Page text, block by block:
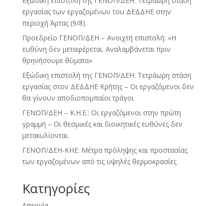
εργασίας των εργαζομένων του ΔΕΔΔΗΕ στην
περιοχή Άρτας (9/8)
Προεδρείο ΓΕΝΟΠ/ΔΕΗ – Ανοιχτή επιστολή: «Η
ευθύνη δεν μεταφέρεται. Αναλαμβάνεται πριν
θρηνήσουμε θύματα»
Εξώδικη επιστολή της ΓΕΝΟΠ/ΔΕΗ: Τετράωρη στάση
εργασίας στον ΔΕΔΔΗΕ Κρήτης – Οι εργαζόμενοι δεν
θα γίνουν αποδιοπομπαίοι τράγοι
ΓΕΝΟΠ/ΔΕΗ – Κ.Η.Ε.: Οι εργαζόμενοι στην πρώτη
γραμμή – Οι θεσμικές και διοικητικές ευθύνες δεν
μετακυλίονται.
ΓΕΝΟΠ/ΔΕΗ-ΚΗΕ: Μέτρα πρόληψης και προστασίας
των εργαζομένων από τις υψηλές θερμοκρασίες
Kατηγορίες